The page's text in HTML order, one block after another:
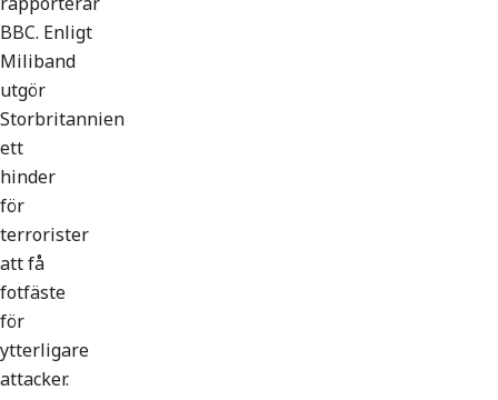
BBC. Enligt
Miliband
utgör
Storbritannien
ett
hinder
för
terrorister
att få
fotfäste
för
ytterligare
attacker.